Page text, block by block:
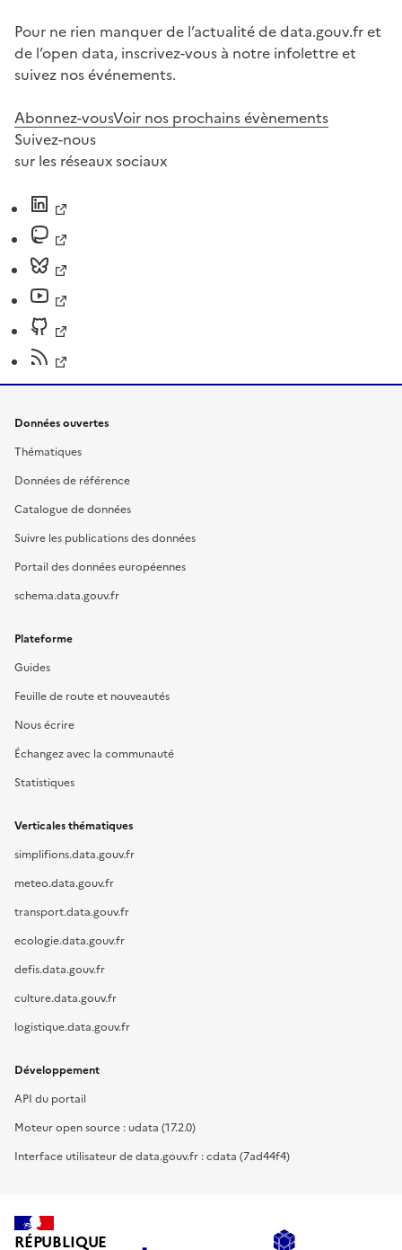
Pour ne rien manquer de l’actualité de data.gouv.fr et
de l’open data, inscrivez-vous à notre infolettre et
suivez nos événements.
Abonnez-vousVoir nos prochains évènements
Suivez-nous
sur les réseaux sociaux
Données ouvertes
Thématiques
Données de référence
Catalogue de données
Suivre les publications des données
Portail des données européennes
schema.data.gouv.fr
Plateforme
Guides
Feuille de route et nouveautés
Nous écrire
Échangez avec la communauté
Statistiques
Verticales thématiques
simplifions.data.gouv.fr
meteo.data.gouv.fr
transport.data.gouv.fr
ecologie.data.gouv.fr
defis.data.gouv.fr
culture.data.gouv.fr
logistique.data.gouv.fr
Développement
API du portail
Moteur open source : udata (17.2.0)
Interface utilisateur de data.gouv.fr : cdata (7ad44f4)
RÉPUBLIQUE